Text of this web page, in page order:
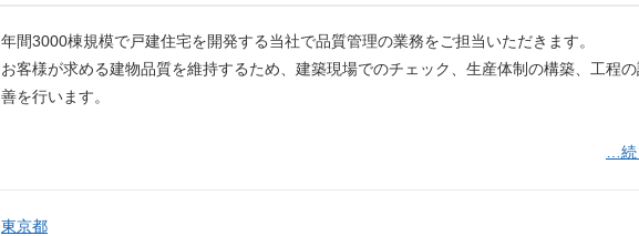
年間3000棟規模で戸建住宅を開発する当社で品質管理の業務をご担当いただきます。
お客様が求める建物品質を維持するため、建築現場でのチェック、生産体制の構築、工程
善を行います。
…
東京都